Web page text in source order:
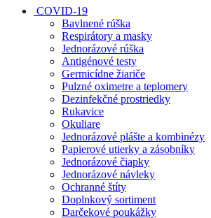
COVID-19
Bavlnené rúška
Respirátory a masky
Jednorázové rúška
Antigénové testy
Germicídne žiariče
Pulzné oximetre a teplomery
Dezinfekčné prostriedky
Rukavice
Okuliare
Jednorázové plášte a kombinézy
Papierové utierky a zásobníky
Jednorázové čiapky
Jednorázové návleky
Ochranné štíty
Doplnkový sortiment
Darčekové poukážky